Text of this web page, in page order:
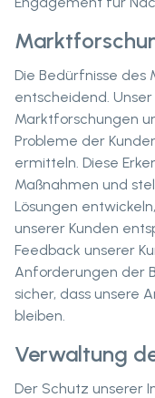
Die Bedürfnisse des
entscheidend.
Marktforschungen
Probleme der
ermitteln. Diese
Maßnahmen und
Lösungen
unserer Kunden
Feedback unserer
Anforderungen der
sicher, dass unsere
bleiben.
Verwaltung
Der Schutz unserer